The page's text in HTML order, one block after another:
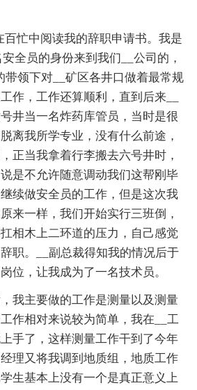
百忙中阅读我的辞职申请书。我是
全员的身份来到我们__公司的，
带领下对__矿区各井口做着最常规
作，工作还算顺利，直到后来__
井当一名炸药库管员，当时是很
离我所学专业，没有什么前途，
正当我拿着行李搬去六号井时，
是不允许随意调动我们这帮刚毕
续做安全员的工作，但是这次我
来一样，我们开始实行三班倒，
相木上二环道的压力，自己感觉
职。__副总裁得知我的情况后于
位，让我成为了一名技术员。
我主要做的工作是测量以及测量
作相对来说较为简单，我在__工
手了，这样测量工作干到了今年
理又将我调到地质组，地质工作
生基本上没有一个是真正意义上